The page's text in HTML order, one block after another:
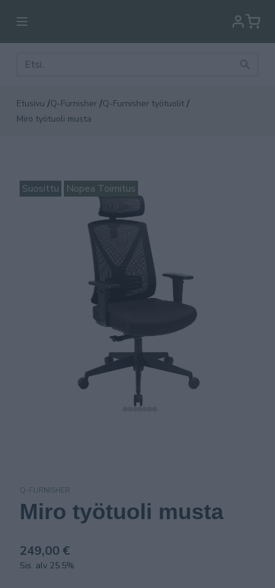
Etusivu /Q-Furnisher /Q-Furnisher työtuolit /
Miro työtuoli musta
Suosittu Nopea Toimitus
Q-FURNISHER
Miro työtuoli musta
249,00 €
Sis. alv 25.5%